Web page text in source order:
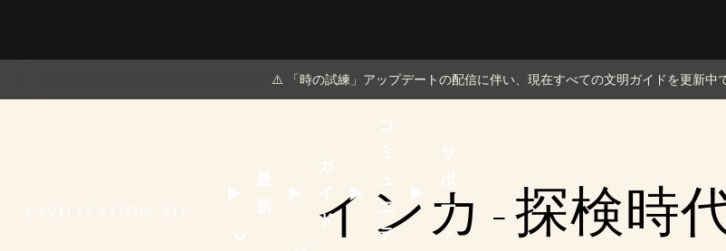
ド
ニ
テ
ー
ト
⚠️ 「時の試練」アップデートの配信に伴い、現在すべての文明ガイドを更新中
インカ - 探検時